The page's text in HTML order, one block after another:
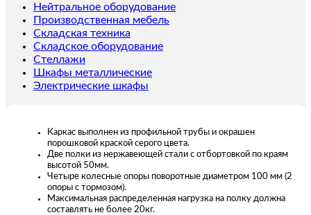
Нейтральное оборудование
Производственная мебель
Складская техника
Складское оборудование
Стеллажи
Шкафы металлические
Электрические шкафы
Каркас выполнен из профильной трубы и окрашен
порошковой краской серого цвета.
Две полки из нержавеющей стали c отбортовкой по краям
высотой 50мм.
Четыре колесные опоры поворотные диаметром 100 мм (2
опоры с тормозом).
Максимальная распределенная нагрузка на полку должна
составлять не более 20кг.